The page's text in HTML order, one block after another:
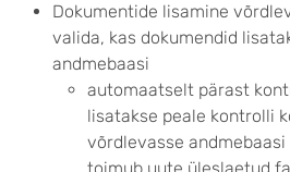
Dokumentide lisamine
valida, kas dokumendid
andmebaasi
automaatselt pärast
lisatakse peale kontrolli
võrdlevasse